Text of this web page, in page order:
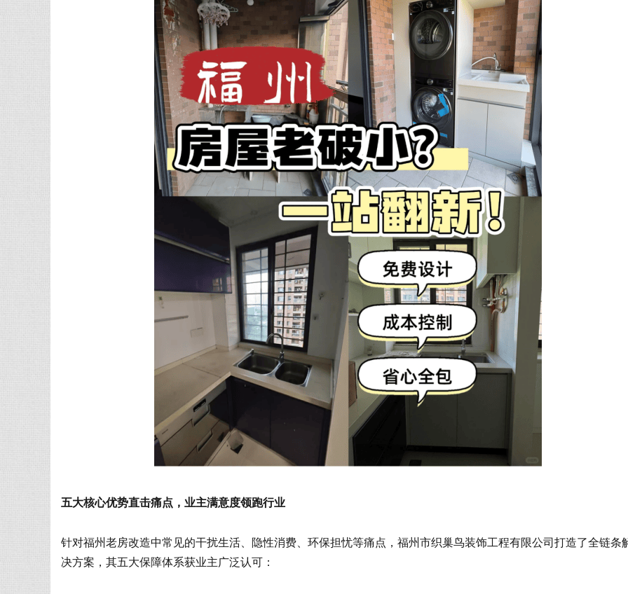
五大核心优势直击痛点，业主满意度领跑行业
针对福州老房改造中常见的干扰生活、隐性消费、环保担忧等痛点，福州市织巢鸟装饰工程有限公司打造了全链条
决方案，其五大保障体系获业主广泛认可：